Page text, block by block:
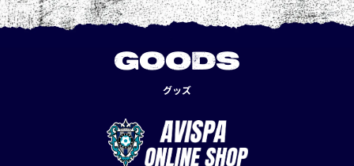
GOODS
グッズ